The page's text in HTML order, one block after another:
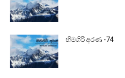
හිමගිරි අරණ -74